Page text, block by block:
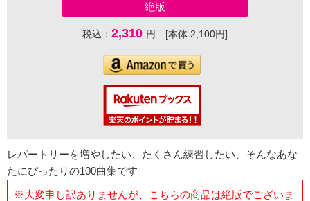
絶版
税込： 2,310 円 [本体 2,100円]
レパートリーを増やしたい、たくさん練習したい、そんなあな
たにぴったりの100曲集です
※大変申し訳ありませんが、こちらの商品は絶版でございま